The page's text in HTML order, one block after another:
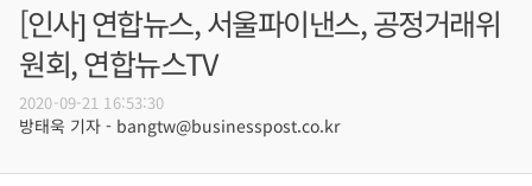
[인사] 연합뉴스, 서울파이낸스, 공정거래위
원회, 연합뉴스TV
2020-09-21 16:53:30
방태욱 기자 - bangtw@businesspost.co.kr